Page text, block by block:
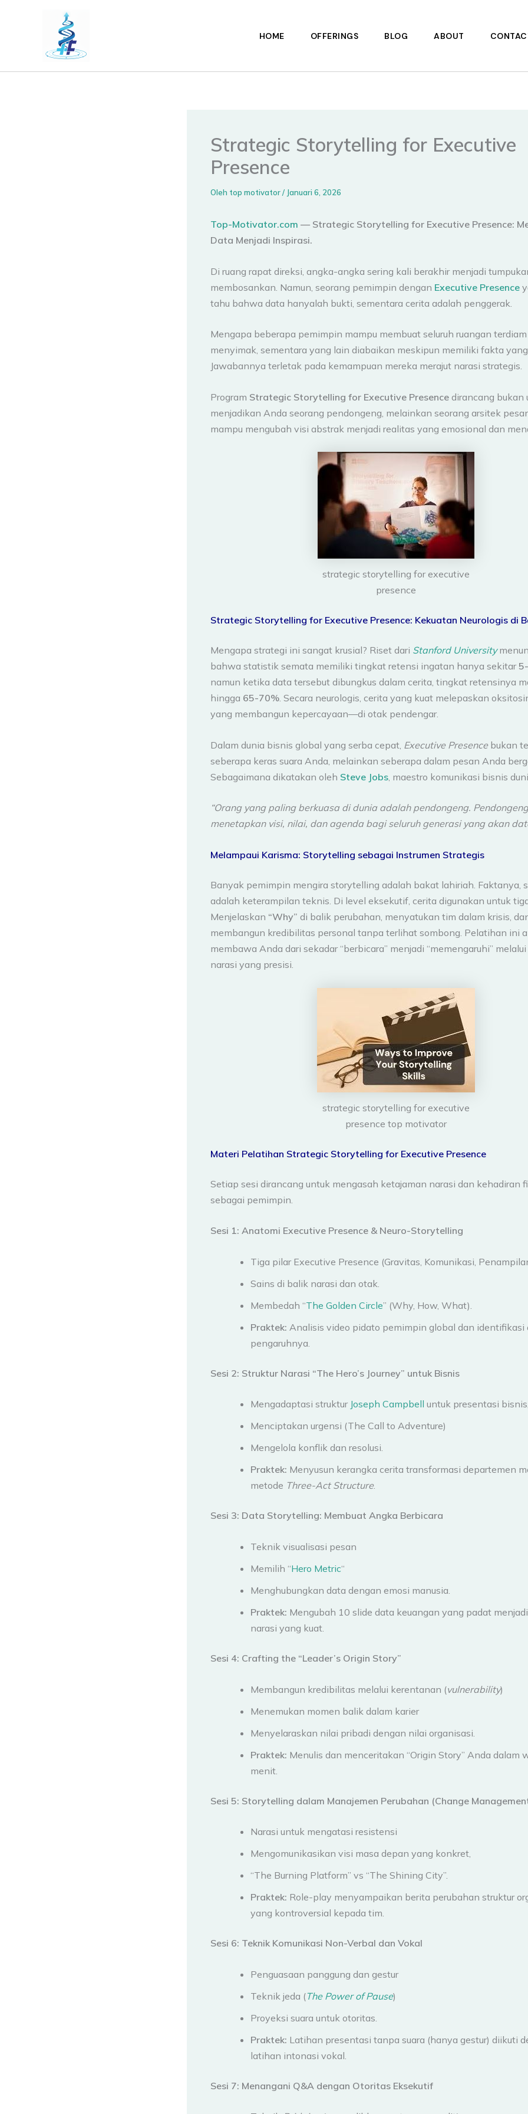
HOME OFFERINGS BLOG ABOUT
Strategic Storytelling for Executive
Presence
Oleh top motivator/ Januari 6, 2026
Top-Motivator.com — Strategic Storytelling for Executive Presence:
Data Menjadi Inspirasi.
Di ruang rapat direksi, angka-angka sering kali berakhir menjadi
membosankan. Namun, seorang pemimpin dengan Executive Presence
tahu bahwa data hanyalah bukti, sementara cerita adalah penggerak.
Mengapa beberapa pemimpin mampu membuat seluruh ruangan
menyimak, sementara yang lain diabaikan meskipun memiliki fakta
Jawabannya terletak pada kemampuan mereka merajut narasi strategis.
Program Strategic Storytelling for Executive Presence dirancang bukan
menjadikan Anda seorang pendongeng, melainkan seorang arsitek
mampu mengubah visi abstrak menjadi realitas yang emosional dan
strategic storytelling for executive
presence
Strategic Storytelling for Executive Presence: Kekuatan Neurologis di
Mengapa strategi ini sangat krusial? Riset dari Stanford University
bahwa statistik semata memiliki tingkat retensi ingatan hanya sekitar
namun ketika data tersebut dibungkus dalam cerita, tingkat retensinya
hingga 65-70%. Secara neurologis, cerita yang kuat melepaskan
yang membangun kepercayaan—di otak pendengar.
Dalam dunia bisnis global yang serba cepat, Executive Presencebukan
seberapa keras suara Anda, melainkan seberapa dalam pesan Anda
Sebagaimana dikatakan oleh Steve Jobs , maestro komunikasi bisnis
“Orang yang paling berkuasa di dunia adalah pendongeng. Pendongeng
menetapkan visi, nilai, dan agenda bagi seluruh generasi yang akan
Melampaui Karisma: Storytelling sebagai Instrumen Strategis
Banyak pemimpin mengira storytelling adalah bakat lahiriah. Faktanya,
adalah keterampilan teknis. Di level eksekutif, cerita digunakan untuk
Menjelaskan “Why” di balik perubahan, menyatukan tim dalam krisis,
membangun kredibilitas personal tanpa terlihat sombong. Pelatihan ini
membawa Anda dari sekadar “berbicara” menjadi “memengaruhi”
narasi yang presisi.
strategic storytelling for executive
presence top motivator
Materi Pelatihan Strategic Storytelling for Executive Presence
Setiap sesi dirancang untuk mengasah ketajaman narasi dan kehadiran
sebagai pemimpin.
Sesi 1: Anatomi Executive Presence & Neuro-Storytelling
Tiga pilar Executive Presence (Gravitas, Komunikasi,
Sains di balik narasi dan otak.
Membedah “The Golden Circle” (Why, How, What).
Praktek: Analisis video pidato pemimpin global dan identifikasi
pengaruhnya.
Sesi 2: Struktur Narasi “The Hero’s Journey” untuk Bisnis
Mengadaptasi struktur Joseph Campbell untuk presentasi bisnis,
Menciptakan urgensi (The Call to Adventure)
Mengelola konflik dan resolusi.
Praktek: Menyusun kerangka cerita transformasi departemen
metode Three-Act Structure.
Sesi 3: Data Storytelling: Membuat Angka Berbicara
Teknik visualisasi pesan
Memilih “Hero Metric“
Menghubungkan data dengan emosi manusia.
Praktek: Mengubah 10 slide data keuangan yang padat
narasi yang kuat.
Sesi 4: Crafting the “Leader’s Origin Story”
Membangun kredibilitas melalui kerentanan (vulnerability)
Menemukan momen balik dalam karier
Menyelaraskan nilai pribadi dengan nilai organisasi.
Praktek: Menulis dan menceritakan “Origin Story” Anda dalam
menit.
Sesi 5: Storytelling dalam Manajemen Perubahan (Change
Narasi untuk mengatasi resistensi
Mengomunikasikan visi masa depan yang konkret,
“The Burning Platform” vs “The Shining City”.
Praktek: Role-play menyampaikan berita perubahan struktur
yang kontroversial kepada tim.
Sesi 6: Teknik Komunikasi Non-Verbal dan Vokal
Penguasaan panggung dan gestur
Teknik jeda (The Power of Pause)
Proyeksi suara untuk otoritas.
Praktek: Latihan presentasi tanpa suara (hanya gestur) diikuti
latihan intonasi vokal.
Sesi 7: Menangani Q&A dengan Otoritas Eksekutif